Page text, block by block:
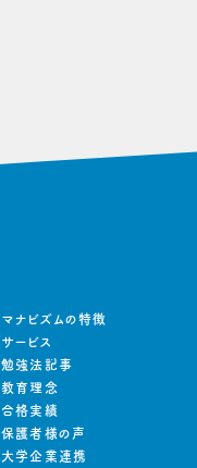
マナビズムの特徴
サービス
勉強法記事
教育理念
合格実績
保護者様の声
大学企業連携